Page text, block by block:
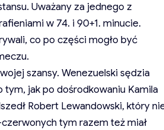
Uważany za jednego z
w 74. i 90+1. minucie.
co po części mogło być
szansy. Wenezuelski sędzia
tym, jak po dośrodkowaniu Kamila
Robert Lewandowski, który
tym razem też miał